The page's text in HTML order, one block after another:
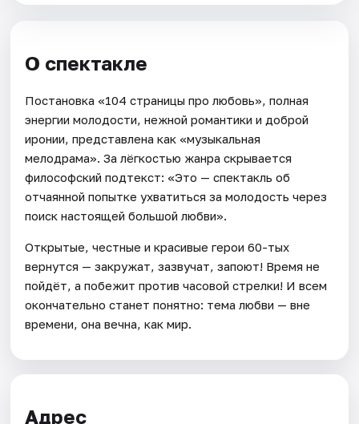
О спектакле
Постановка «104 страницы про любовь», полная
энергии молодости, нежной романтики и доброй
иронии, представлена как «музыкальная
мелодрама». За лёгкостью жанра скрывается
философский подтекст: «Это — спектакль об
отчаянной попытке ухватиться за молодость через
поиск настоящей большой любви».
Открытые, честные и красивые герои 60-тых
вернутся — закружат, зазвучат, запоют! Время не
пойдёт, а побежит против часовой стрелки! И всем
окончательно станет понятно: тема любви — вне
времени, она вечна, как мир.
Адрес